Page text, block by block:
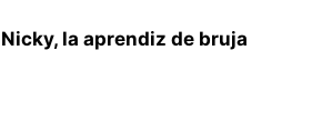
Nicky, la aprendiz de bruja